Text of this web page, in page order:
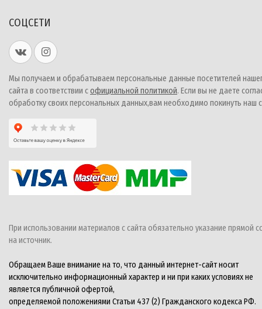
СОЦСЕТИ
Мы получаем и обрабатываем персональные данные посетителей
сайта в соответствии софициальной политикой. Если вы не даете
обработку своих персональных данных,вам необходимо покинуть наш
При использовании материалов с сайта обязательно указание прямой
на источник.
Обращаем Ваше внимание на то, что данный интернет-сайт носит
исключительно информационный характер и ни при каких условиях не
является публичной офертой,
определяемой положениями Статьи 437 (2) Гражданского кодекса РФ.